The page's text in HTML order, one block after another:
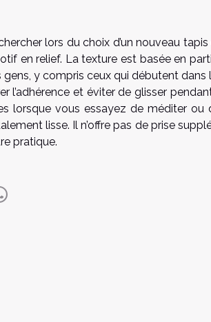
lors du choix d’un nouveau
en relief. La texture est basée en
y compris ceux qui débutent
l’adhérence et éviter de glisser
lorsque vous essayez de méditer
lisse. Il n’offre pas de prise
pratique.